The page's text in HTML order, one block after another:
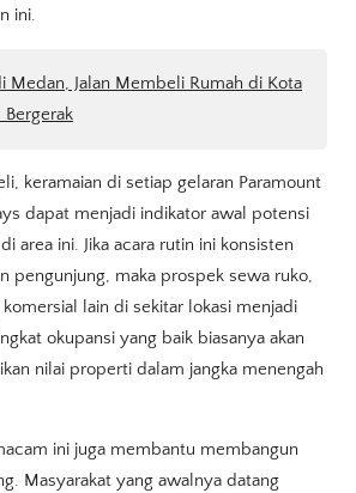
ini.
Medan, Jalan Membeli Rumah di Kota
Bergerak
keramaian di setiap gelaran Paramount
dapat menjadi indikator awal potensi
area ini. Jika acara rutin ini konsisten
pengunjung, maka prospek sewa ruko,
lain di sekitar lokasi menjadi
okupansi yang baik biasanya akan
nilai properti dalam jangka menengah
ini juga membantu membangun
Masyarakat yang awalnya datang